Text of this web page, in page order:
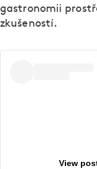
gastronomii
zkušeností.
View